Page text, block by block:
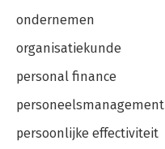
ondernemen
organisatiekunde
personal finance
personeelsmanagement
persoonlijke effectiviteit